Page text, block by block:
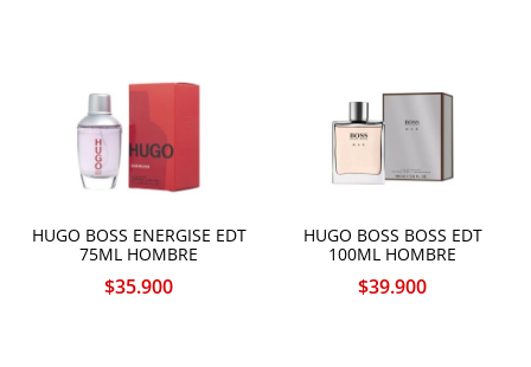
HUGO BOSS ENERGISE EDT
75ML HOMBRE
$35.900
HUGO BOSS BOSS EDT
100ML HOMBRE
$39.900